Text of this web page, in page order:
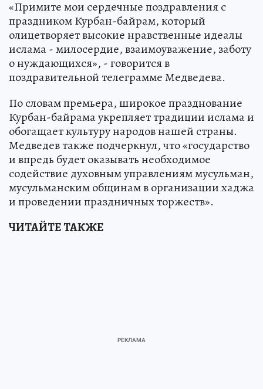
«Примите мои сердечные поздравления с
праздником Курбан-байрам, который
олицетворяет высокие нравственные идеалы
ислама - милосердие, взаимоуважение, заботу
о нуждающихся», - говорится в
поздравительной телеграмме Медведева.
По словам премьера, широкое празднование
Курбан-байрама укрепляет традиции ислама и
обогащает культуру народов нашей страны.
Медведев также подчеркнул, что «государство
и впредь будет оказывать необходимое
содействие духовным управлениям мусульман,
мусульманским общинам в организации хаджа
и проведении праздничных торжеств».
ЧИТАЙТЕ ТАКЖЕ